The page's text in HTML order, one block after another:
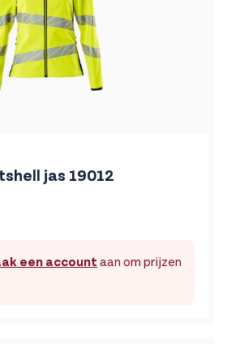
jas 19012
van de gekozen opties op de
een account aan om prijzen